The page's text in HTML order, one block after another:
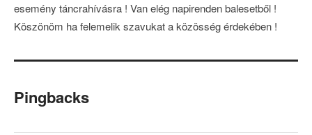
esemény táncrahívásra ! Van elég napirenden balesetből !
Köszönöm ha felemelik szavukat a közösség érdekében !
Pingbacks